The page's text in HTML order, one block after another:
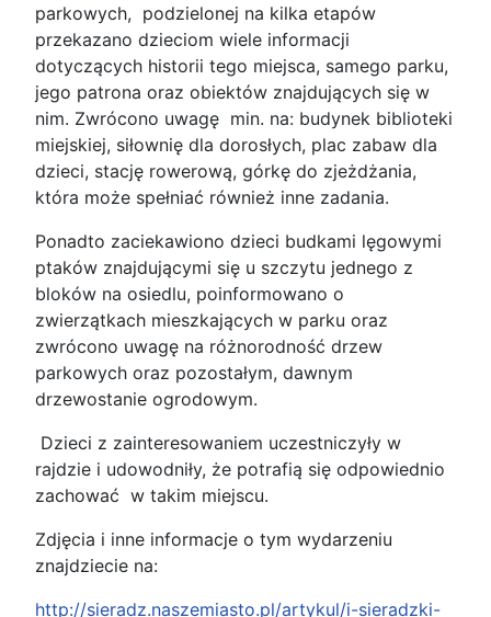
parkowych, podzielonej na kilka etapów
przekazano dzieciom wiele informacji
dotyczących historii tego miejsca, samego parku,
jego patrona oraz obiektów znajdujących się w
nim. Zwrócono uwagę min. na: budynek biblioteki
miejskiej, siłownię dla dorosłych, plac zabaw dla
dzieci, stację rowerową, górkę do zjeżdżania,
która może spełniać również inne zadania.
Ponadto zaciekawiono dzieci budkami lęgowymi
ptaków znajdującymi się u szczytu jednego z
bloków na osiedlu, poinformowano o
zwierzątkach mieszkających w parku oraz
zwrócono uwagę na różnorodność drzew
parkowych oraz pozostałym, dawnym
drzewostanie ogrodowym.
Dzieci z zainteresowaniem uczestniczyły w
rajdzie i udowodniły, że potrafią się odpowiednio
zachować w takim miejscu.
Zdjęcia i inne informacje o tym wydarzeniu
znajdziecie na:
http://sieradz.naszemiasto.pl/artykul/i-sieradzki-